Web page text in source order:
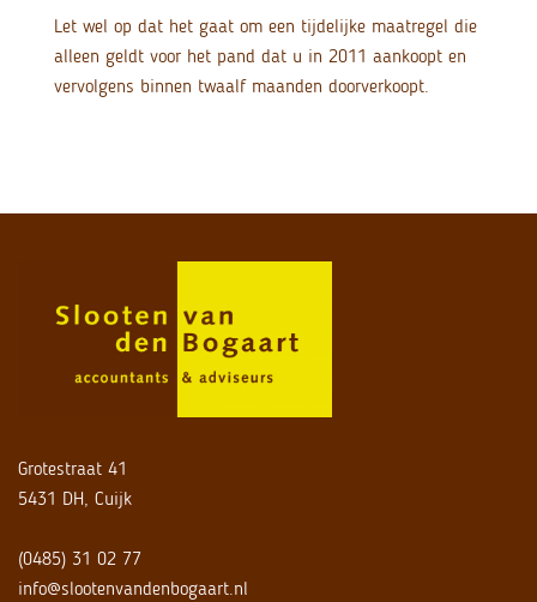
Let wel op dat het gaat om een tijdelijke maatregel die
alleen geldt voor het pand dat u in 2011 aankoopt en
vervolgens binnen twaalf maanden doorverkoopt.
Grotestraat 41
5431 DH, Cuijk
(0485) 31 02 77
info@slootenvandenbogaart.nl